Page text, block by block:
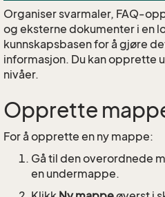
Organiser svarmaler, FAQ-
og eksterne dokumenter i en
kunnskapsbasen for å gjøre
informasjon. Du kan opprette
nivåer.
Opprette
For å opprette en ny mappe:
Gå til den overordnede
en undermappe.